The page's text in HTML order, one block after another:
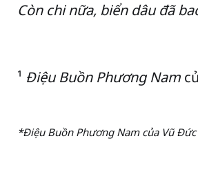
Còn chi nữa, biển dâu đã
¹ Điệu Buồn Phương Nam
*Điệu Buồn Phương Nam của Vũ Đức